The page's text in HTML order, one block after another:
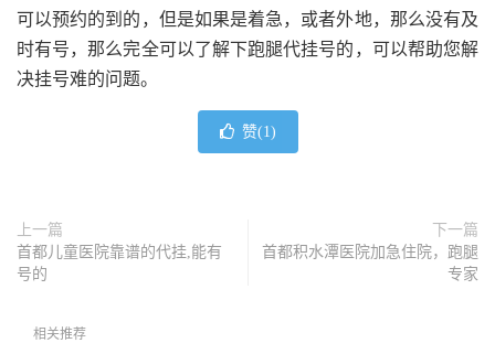
可以预约的到的，但是如果是着急，或者外地，那么没有及
时有号，那么完全可以了解下跑腿代挂号的，可以帮助您解
决挂号难的问题。
赞(1 )
上一篇
首都儿童医院靠谱的代挂,能有
号的
下一篇
首都积水潭医院加急住院，跑腿
专家
相关推荐